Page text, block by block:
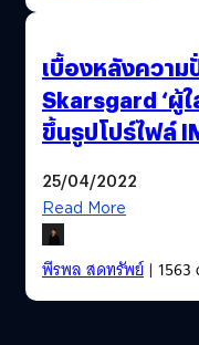
เบื้องหลังควา
Skarsgard ‘ผู้ใ
ขึ้นรูปโปร์ไฟล์
25/04/2022
Read More
พีรพล สดทรัพย์| 1563